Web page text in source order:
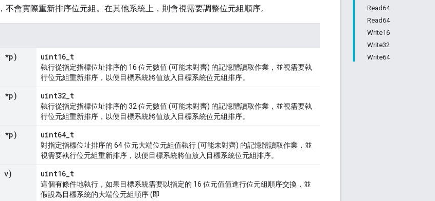
Read64
Read64
Write16
Write32
Write64
不會實際重新排序位元組。在其他系統上，則會視需要調整位元組順序。
*p) uint16_t
執行從指定指標位址排序的 16 位元數值 (可能未對齊) 的記憶體讀取作業，並視需要執
行位元組重新排序，以便目標系統將值放入目標系統位元組排序。
*p) uint32_t
執行從指定指標位址排序的 32 位元數值 (可能未對齊) 的記憶體讀取作業，並視需要執
行位元組重新排序，以便目標系統將值放入目標系統位元組排序。
*p) uint64_t
對指定指標位址排序的 64 位元大端位元組值執行 (可能未對齊) 的記憶體讀取作業，並
視需要執行位元組重新排序，以便目標系統將值放入目標系統位元組排序。
v) uint16_t
這個有條件地執行，如果目標系統需要以指定的 16 位元值值進行位元組順序交換，並
假設為目標系統的大端位元組順序 (即